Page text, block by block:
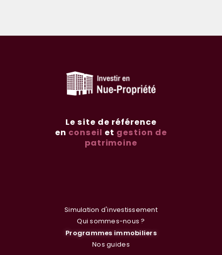
Le site de référence
en conseil et gestion de
patrimoine
Simulation d'investissement
Qui sommes-nous ?
Programmes immobiliers
Nos guides